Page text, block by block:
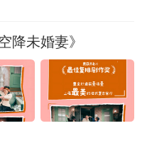
降未婚妻》